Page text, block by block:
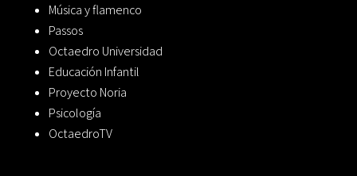
Música y flamenco
Passos
Octaedro Universidad
Educación Infantil
Proyecto Noria
Psicología
OctaedroTV